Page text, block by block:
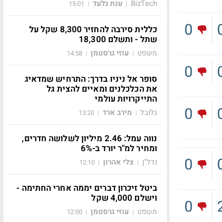
0
0
0
0
0
BizTech
| ענת גלעד |
15:01
כללית סירבה להחזיר 8,300 שקל על
שתל - ותשלם 18,300
משפט | עוזי גרסטמן |
14:58
סופר אל ניניו בדרך: התרחיש שמדאיג
את הכלכלנים ומאיים להצית גל
התייקרויות עולמי
גלובל | מירב ארד |
13:20
נווה עמל: 2.46 מיליון לשלושה חדרים,
ומחיר למ"ר יורד ב-6%
נדל"ן | צלי אהרון |
12:10
ביטל זיכרון דברים יממה אחרי החתימה -
וישלם 4,000 שקל
משפט | עוזי גרסטמן |
12:00